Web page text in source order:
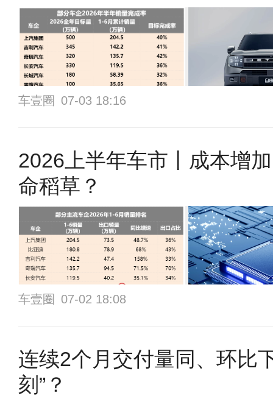
车壹圈 07-03 18:16
2026上半年车市丨成本增
命稻草？
车壹圈 07-02 18:08
连续2个月交付量同、环比
刻”？